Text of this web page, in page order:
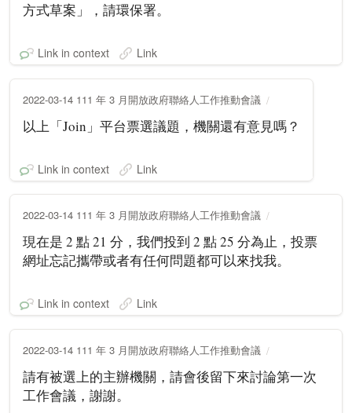
方式草案」，請環保署。
Link in context Link
2022-03-14 111 年 3 月開放政府聯絡人工作推動會議
以上「Join」平台票選議題，機關還有意見嗎？
Link in context Link
2022-03-14 111 年 3 月開放政府聯絡人工作推動會議
現在是 2 點 21 分，我們投到 2 點 25 分為止，投票
網址忘記攜帶或者有任何問題都可以來找我。
Link in context Link
2022-03-14 111 年 3 月開放政府聯絡人工作推動會議
請有被選上的主辦機關，請會後留下來討論第一次
工作會議，謝謝。